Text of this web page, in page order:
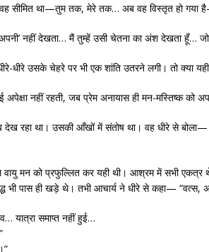
सीमित था—तुम तक, मेरे तक… अब वह विस्तृत हो गया
नहीं देखता… मैं तुम्हें उसी चेतना का अंश देखता हूँ…
धीरे उसके चेहरे पर भी एक शांति उतरने लगी। तो क्या
नहीं रहती, जब प्रेम अनायास ही मन-मस्तिष्क को
रहा था। उसकी आँखों में संतोष था। वह धीरे से
वायु मन को प्रफुल्लित कर यही थी। आश्रम में सभी
भी पास ही खड़े थे। तभी आचार्य ने धीरे से कहा— “वत्स, अब
यात्रा समाप्त नहीं हुई…